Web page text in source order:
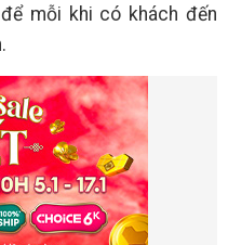
mỗi khi có khách đến